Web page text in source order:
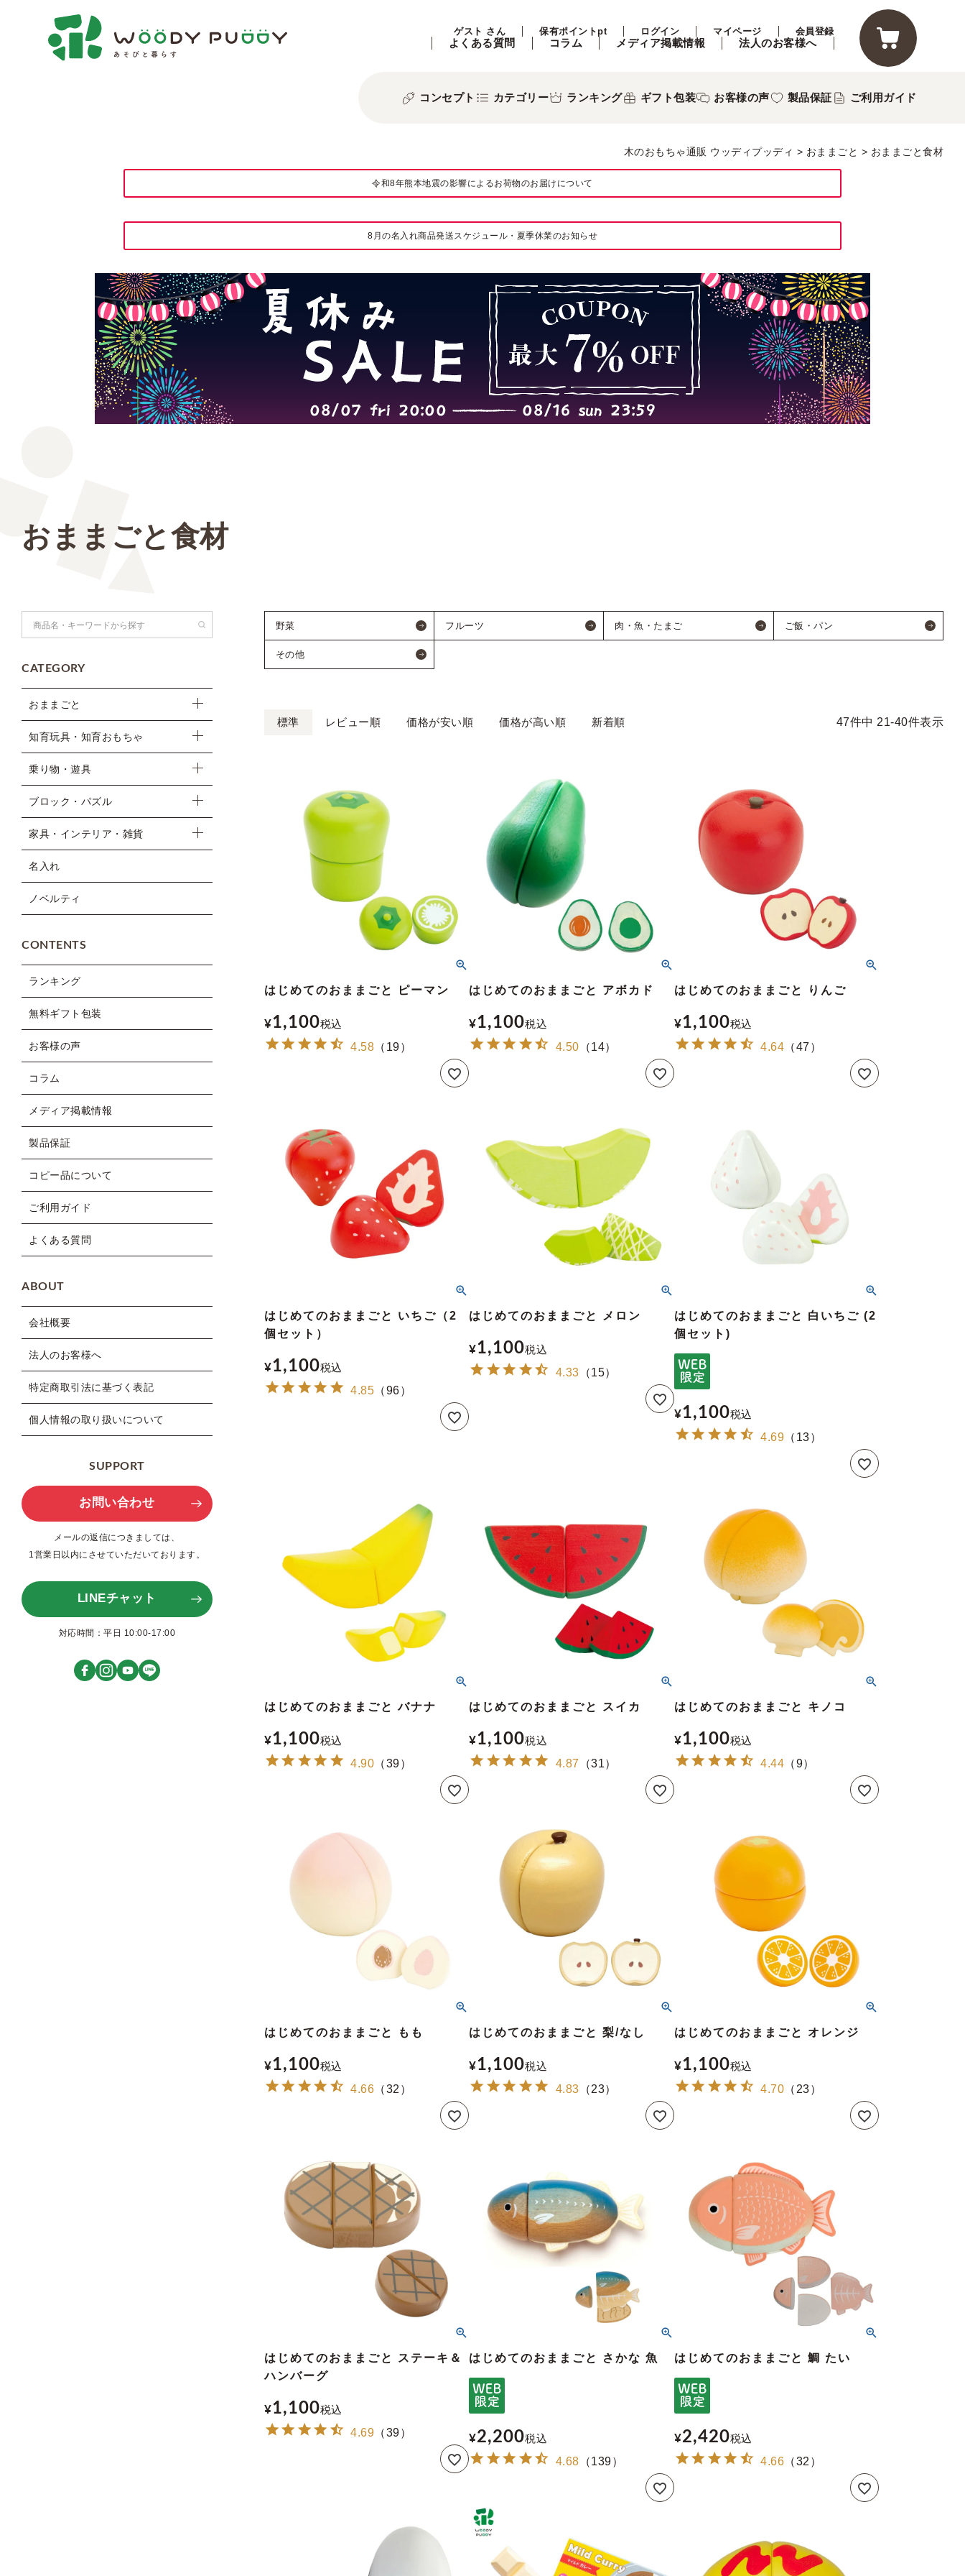
ゲスト さん 保有ポイントpt ログイン マイページ 会員登録
よくある質問 コラム メディア掲載情報 法人のお客様へ
コンセプト カテゴリー ランキング ギフト包装 お客様の声 製品保証 ご利用ガイド
木のおもちゃ通販 ウッディプッディ おままごと おままごと食材
令和8年熊本地震の影響によるお荷物のお届けについて
8月の名入れ商品発送スケジュール・夏季休業のお知らせ
おままごと食材
CATEGORY
おままごと
知育玩具・知育おもちゃ
乗り物・遊具
ブロック・パズル
家具・インテリア・雑貨
名入れ
ノベルティ
CONTENTS
ランキング
無料ギフト包装
お客様の声
コラム
メディア掲載情報
製品保証
コピー品について
ご利用ガイド
よくある質問
ABOUT
会社概要
法人のお客様へ
特定商取引法に基づく表記
個人情報の取り扱いについて
SUPPORT
お問い合わせ
メールの返信につきましては、
1営業日以内にさせていただいております。
LINEチャット
対応時間：平日 10:00-17:00
野菜 フルーツ 肉・魚・たまご ご飯・パン
その他
標準 レビュー順 価格が安い順 価格が高い順 新着順 47件中 21-40件表示
はじめてのおままごと ピーマン
¥1,100税込
4.58 （ 19）
はじめてのおままごと アボカド
¥1,100税込
4.50 （14）
はじめてのおままごと りんご
¥1,100税込
4.64 （47 ）
はじめてのおままごと いちご（2
個セット）
¥1,100税込
4.85 （96）
はじめてのおままごと メロン
¥1,100税込
4.33 （15）
はじめてのおままごと 白いちご (2
個セット)
¥1,100税込
4.69 （ 13）
はじめてのおままごと バナナ
¥1,100税込
4.90 （39）
はじめてのおままごと スイカ
¥1,100税込
4.87 （31）
はじめてのおままごと キノコ
¥1,100税込
4.44 （9）
はじめてのおままごと もも
¥1,100税込
4.66 （32 ）
はじめてのおままごと 梨/なし
¥1,100税込
4.83 （23）
はじめてのおままごと オレンジ
¥1,100税込
4.70 （ 23）
はじめてのおままごと ステーキ＆
ハンバーグ
¥1,100税込
4.69 （39）
はじめてのおままごと さかな 魚
¥2,200税込
4.68 （139）
はじめてのおままごと 鯛 たい
¥2,420税込
4.66 （32 ）